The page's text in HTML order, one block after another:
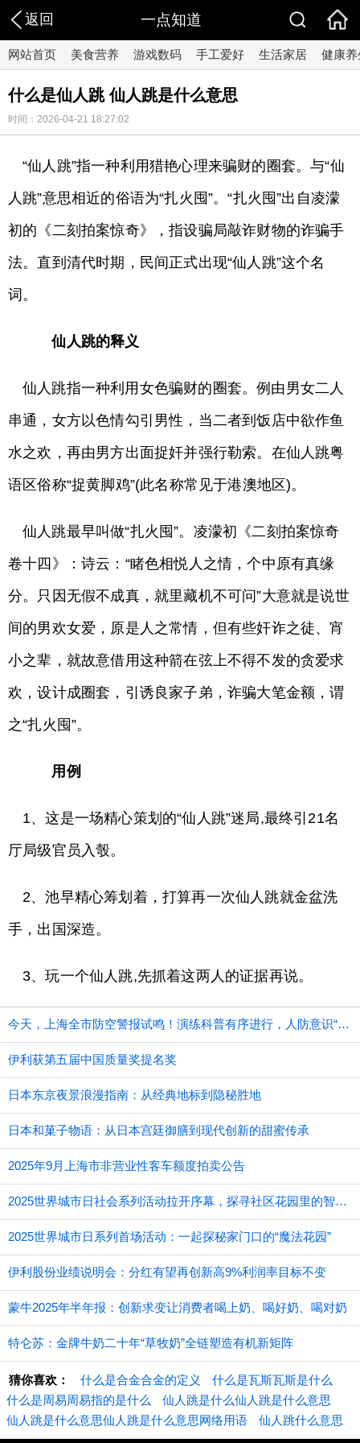
返回 一点知道
网站首页 美食营养 游戏数码 手工爱好 生活家居 健康养
什么是仙人跳 仙人跳是什么意思
时间：2026-04-21 18:27:02
“仙人跳”指一种利用猎艳心理来骗财的圈套。与“仙
人跳”意思相近的俗语为“扎火囤”。“扎火囤”出自凌濛
初的《二刻拍案惊奇》，指设骗局敲诈财物的诈骗手
法。直到清代时期，民间正式出现“仙人跳”这个名
词。
仙人跳的释义
仙人跳指一种利用女色骗财的圈套。例由男女二人
串通，女方以色情勾引男性，当二者到饭店中欲作鱼
水之欢，再由男方出面捉奸并强行勒索。在仙人跳粤
语区俗称“捉黄脚鸡”(此名称常见于港澳地区)。
仙人跳最早叫做“扎火囤”。凌濛初《二刻拍案惊奇
卷十四》：诗云：“睹色相悦人之情，个中原有真缘
分。只因无假不成真，就里藏机不可问”大意就是说世
间的男欢女爱，原是人之常情，但有些奸诈之徒、宵
小之辈，就故意借用这种箭在弦上不得不发的贪爱求
欢，设计成圈套，引诱良家子弟，诈骗大笔金额，谓
之“扎火囤”。
用例
1、这是一场精心策划的“仙人跳”迷局,最终引21名
厅局级官员入彀。
2、池早精心筹划着，打算再一次仙人跳就金盆洗
手，出国深造。
3、玩一个仙人跳,先抓着这两人的证据再说。
今天，上海全市防空警报试鸣！演练科普有序进行，人防意识“声入人心”
伊利获第五届中国质量奖提名奖
日本东京夜景浪漫指南：从经典地标到隐秘胜地
日本和菓子物语：从日本宫廷御膳到现代创新的甜蜜传承
2025年9月上海市非营业性客车额度拍卖公告
2025世界城市日社会系列活动拉开序幕，探寻社区花园里的智慧应用
2025世界城市日系列首场活动：一起探秘家门口的“魔法花园”
伊利股份业绩说明会：分红有望再创新高9%利润率目标不变
蒙牛2025年半年报：创新求变让消费者喝上奶、喝好奶、喝对奶
特仑苏：金牌牛奶二十年“草牧奶”全链塑造有机新矩阵
猜你喜欢： 什么是合金合金的定义
什么是瓦斯瓦斯是什么
什么是周易周易指的是什么
仙人跳是什么仙人跳是什么意思
仙人跳是什么意思仙人跳是什么意思网络用语
仙人跳什么意思